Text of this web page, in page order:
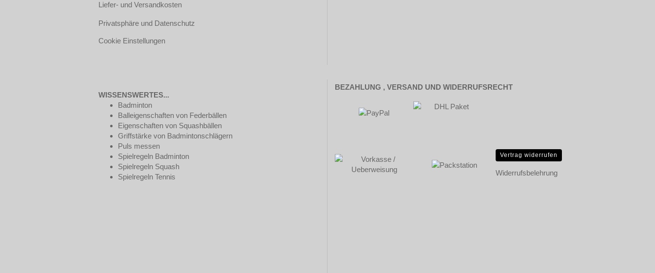
Liefer- und Versandkosten
Privatsphäre und Datenschutz
Cookie Einstellungen
WISSENSWERTES...
Badminton
Balleigenschaften von Federbällen
Eigenschaften von Squashbällen
Griffstärke von Badmintonschlägern
Puls messen
Spielregeln Badminton
Spielregeln Squash
Spielregeln Tennis
BEZAHLUNG , VERSAND UND WIDERRUFSRECHT
Vertrag widerrufen
Widerrufsbelehrung